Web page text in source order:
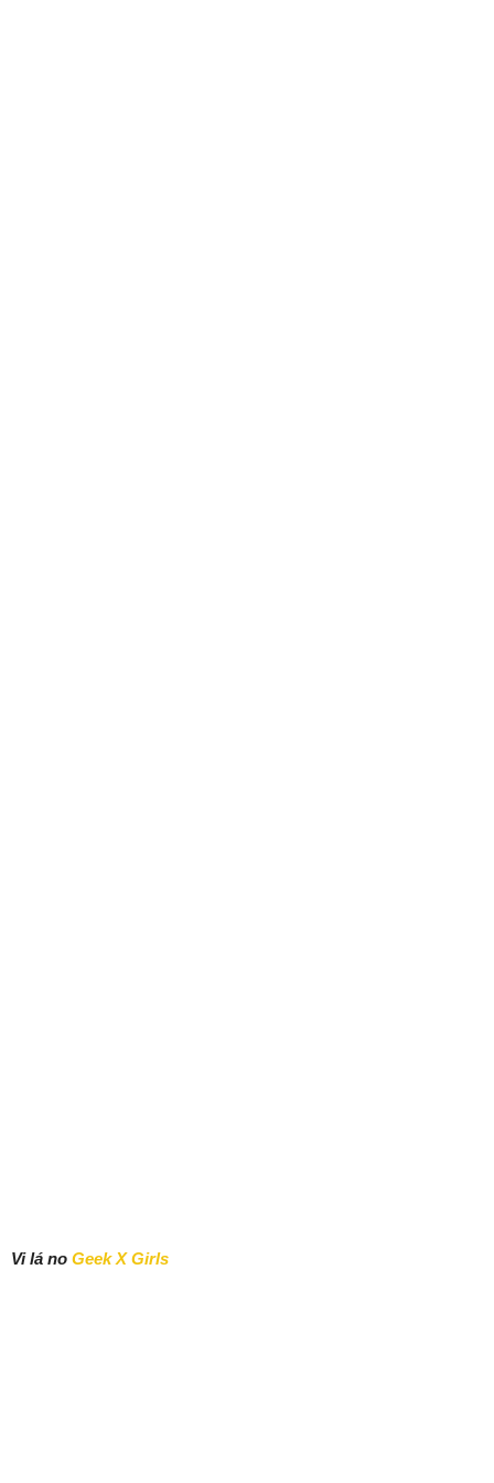
Vi lá no Geek X Girls